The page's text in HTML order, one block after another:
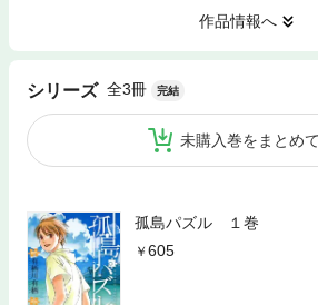
作品情報へ
シリーズ 全3冊 完結
未購入巻をまとめ
孤島パズル １巻
605